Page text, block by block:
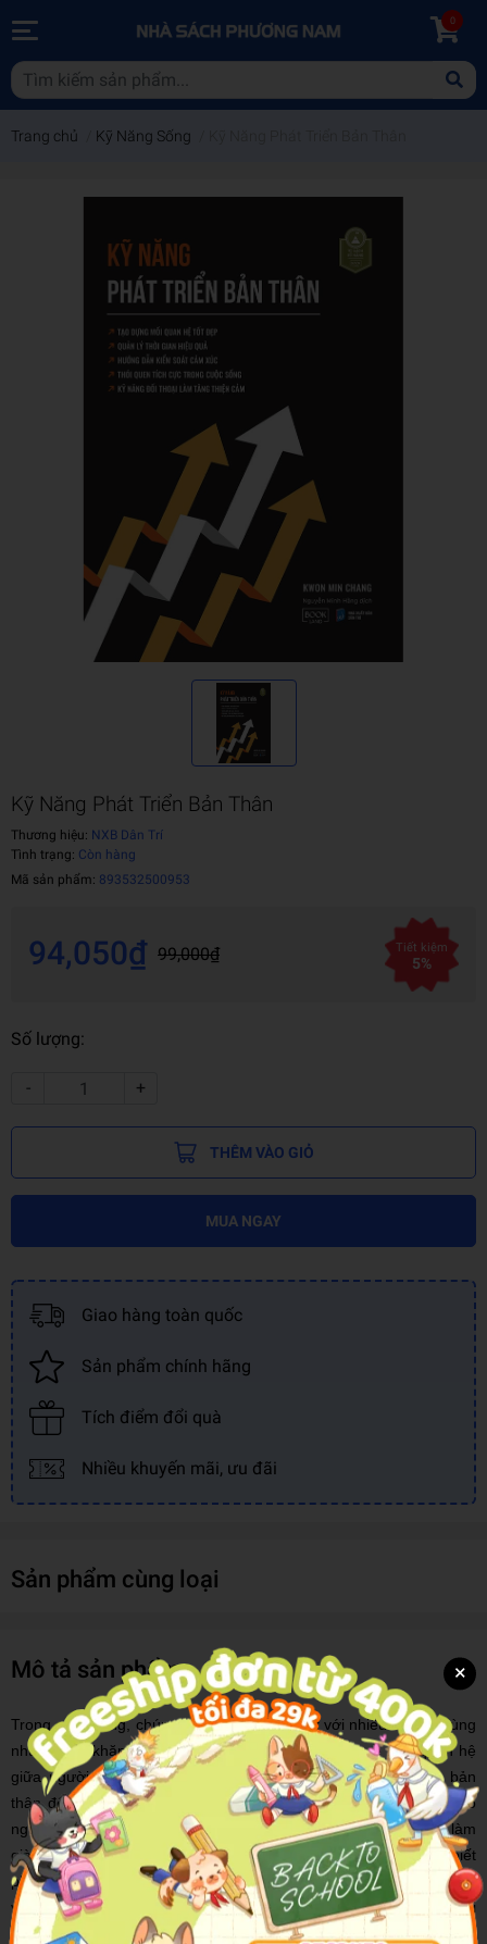
0
Trang chủ Kỹ Năng Sống
Kỹ Năng Phát Triển Bản Thân
Thương hiệu: NXB Dân Trí
Tình trạng: Còn hàng
Mã sản phẩm: 893532500953
94,050₫ 99,000₫ Tiết kiệm
5%
Số lượng:
- +
THÊM VÀO GIỎ
MUA NGAY
Giao hàng toàn quốc
Sản phẩm chính hãng
Tích điểm đổi quà
Nhiều khuyến mãi, ưu đãi
Sản phẩm cùng loại
Mô tả sản phẩm
Trong cuộc sống, chúng ta luôn phải đối mặt với nhiều lo lắng cùng
những khó khăn vất vả. Có những người trăn trở về mối quan hệ
giữa người với người, tiêu tốn thời gian và năng lượng của bản
thân để ra sức duy trì mối quan hệ không mấy dễ chịu. Hay có
người muộn phiền về tiền bạc, luôn đau đáu suy nghĩ về cách làm
giàu. Lại có những người lo âu cho cả cuộc đời mình, chưa biết
phải đặt mục tiêu như thế nào để bước tiếp trên đường đời. Chính
vì thế, tác giả Kwon Min Chang đã lấy những nỗi lo âu mà mọi
người thường gặp làm tư liệu và viết nên những phương pháp giải
×